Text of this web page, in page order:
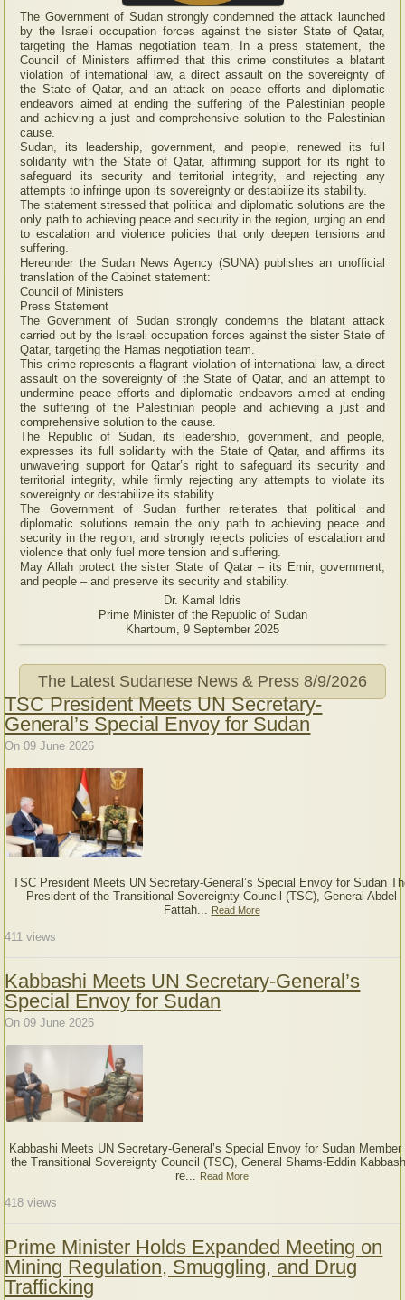
The Government of Sudan strongly condemned the attack launched
by the Israeli occupation forces against the sister State of Qatar,
targeting the Hamas negotiation team. In a press statement, the
Council of Ministers affirmed that this crime constitutes a blatant
violation of international law, a direct assault on the sovereignty of
the State of Qatar, and an attack on peace efforts and diplomatic
endeavors aimed at ending the suffering of the Palestinian people
and achieving a just and comprehensive solution to the Palestinian
cause.
Sudan, its leadership, government, and people, renewed its full
solidarity with the State of Qatar, affirming support for its right to
safeguard its security and territorial integrity, and rejecting any
attempts to infringe upon its sovereignty or destabilize its stability.
The statement stressed that political and diplomatic solutions are the
only path to achieving peace and security in the region, urging an end
to escalation and violence policies that only deepen tensions and
suffering.
Hereunder the Sudan News Agency (SUNA) publishes an unofficial
translation of the Cabinet statement:
Council of Ministers
Press Statement
The Government of Sudan strongly condemns the blatant attack
carried out by the Israeli occupation forces against the sister State of
Qatar, targeting the Hamas negotiation team.
This crime represents a flagrant violation of international law, a direct
assault on the sovereignty of the State of Qatar, and an attempt to
undermine peace efforts and diplomatic endeavors aimed at ending
the suffering of the Palestinian people and achieving a just and
comprehensive solution to the cause.
The Republic of Sudan, its leadership, government, and people,
expresses its full solidarity with the State of Qatar, and affirms its
unwavering support for Qatar’s right to safeguard its security and
territorial integrity, while firmly rejecting any attempts to violate its
sovereignty or destabilize its stability.
The Government of Sudan further reiterates that political and
diplomatic solutions remain the only path to achieving peace and
security in the region, and strongly rejects policies of escalation and
violence that only fuel more tension and suffering.
May Allah protect the sister State of Qatar – its Emir, government,
and people – and preserve its security and stability.
Dr. Kamal Idris
Prime Minister of the Republic of Sudan
Khartoum, 9 September 2025
The Latest Sudanese News & Press 8/9/2026
TSC President Meets UN Secretary-
General’s Special Envoy for Sudan
On 09 June 2026
TSC President Meets UN Secretary-General’s Special Envoy for Sudan
President of the Transitional Sovereignty Council (TSC), General Abdel
Fattah... Read More
411 views
Kabbashi Meets UN Secretary-General’s
Special Envoy for Sudan
On 09 June 2026
Kabbashi Meets UN Secretary-General’s Special Envoy for Sudan Member
the Transitional Sovereignty Council (TSC), General Shams-Eddin
re...
Read More
418 views
Prime Minister Holds Expanded Meeting on
Mining Regulation, Smuggling, and Drug
Trafficking